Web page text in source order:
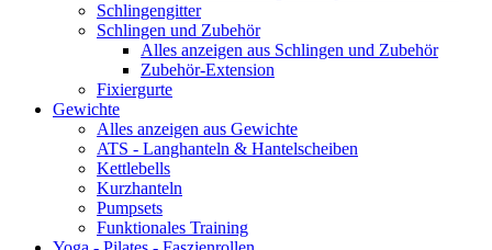
Schlingengitter
Schlingen und Zubehör
Alles anzeigen aus Schlingen und Zubehör
Zubehör-Extension
Fixiergurte
Gewichte
Alles anzeigen aus Gewichte
ATS - Langhanteln & Hantelscheiben
Kettlebells
Kurzhanteln
Pumpsets
Funktionales Training